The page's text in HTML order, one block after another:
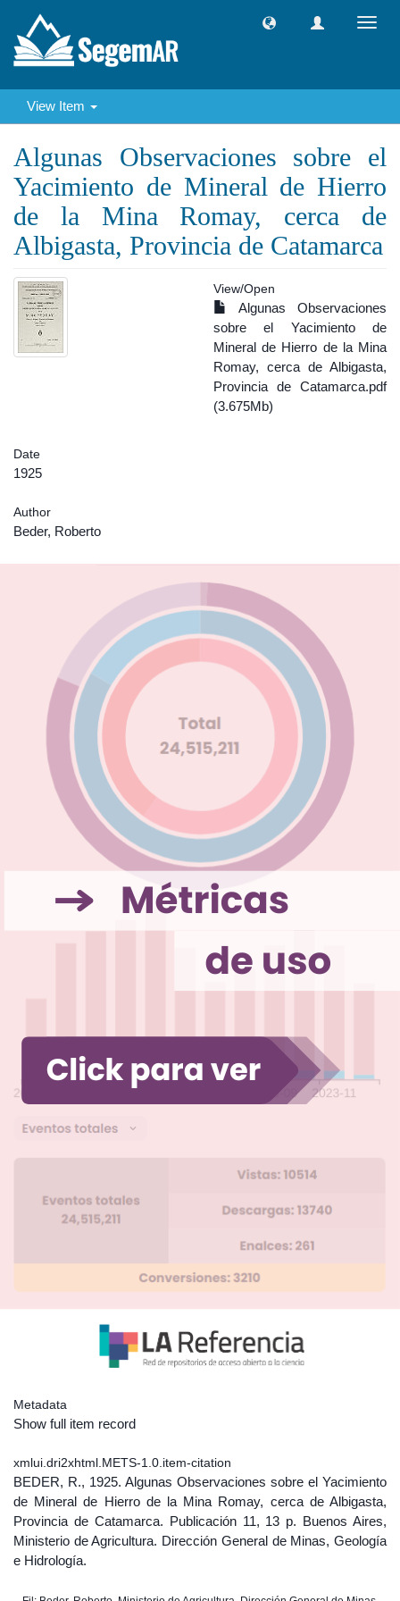
View Item
Algunas Observaciones sobre el
Yacimiento de Mineral de Hierro
de la Mina Romay, cerca de
Albigasta, Provincia de Catamarca
View/Open
Algunas Observaciones
sobre el Yacimiento de
Mineral de Hierro de la Mina
Romay, cerca de Albigasta,
Provincia de Catamarca.pdf
(3.675Mb)
Date
1925
Author
Beder, Roberto
Metadata
Show full item record
xmlui.dri2xhtml.METS-1.0.item-citation
BEDER, R., 1925. Algunas Observaciones sobre el Yacimiento
de Mineral de Hierro de la Mina Romay, cerca de Albigasta,
Provincia de Catamarca. Publicación 11, 13 p. Buenos Aires,
Ministerio de Agricultura. Dirección General de Minas, Geología
e Hidrología.